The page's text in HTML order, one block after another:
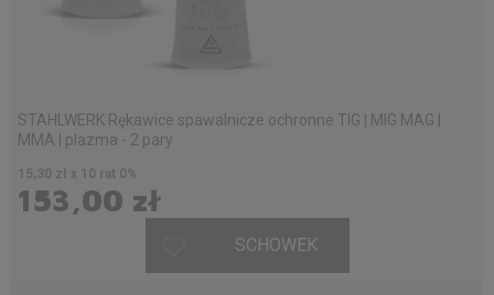
STAHLWERK Rękawice spawalnicze ochronne TIG | MIG MAG |
MMA | plazma - 2 pary
153,00 zł
15,30 zł x 10 rat 0%
SCHOWEK